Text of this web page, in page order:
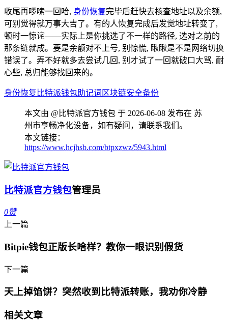
收尾再啰嗦一回哈, 身份恢复完毕后赶快去核查地址以及余额,
可别觉得就万事大吉了。有的人恢复完成后发觉地址转变了,
顿时一惊诧——实际上是你挑选了不一样的路径, 选对之前的
那条链就成。要是余额对不上号, 别惊慌, 瞅瞅是不是网络切换
错误了。弄不好就多去尝试几回, 别才试了一回就破口大骂, 耐
心些, 总归能够找回来的。
身份恢复 比特派钱包助记词 区块链安全备份
本文由 @比特派官方钱包 于 2026-06-08 发布在 苏
州市亨畅净化设备，如有疑问，请联系我们。
本文链接：
https://www.hcjhsb.com/btpxzwz/5943.html
比特派官方钱包管理员
0赞
上一篇
Bitpie钱包正版长啥样？教你一眼识别假货
下一篇
天上掉馅饼？突然收到比特派转账，我劝你冷静
相关文章